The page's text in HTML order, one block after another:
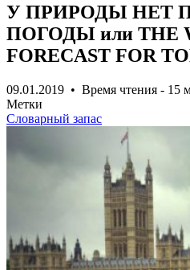
У ПРИРОДЫ НЕТ
ПОГОДЫ или THE
FORECAST FOR
09.01.2019 • Время чтения - 15
Метки
Словарный запас